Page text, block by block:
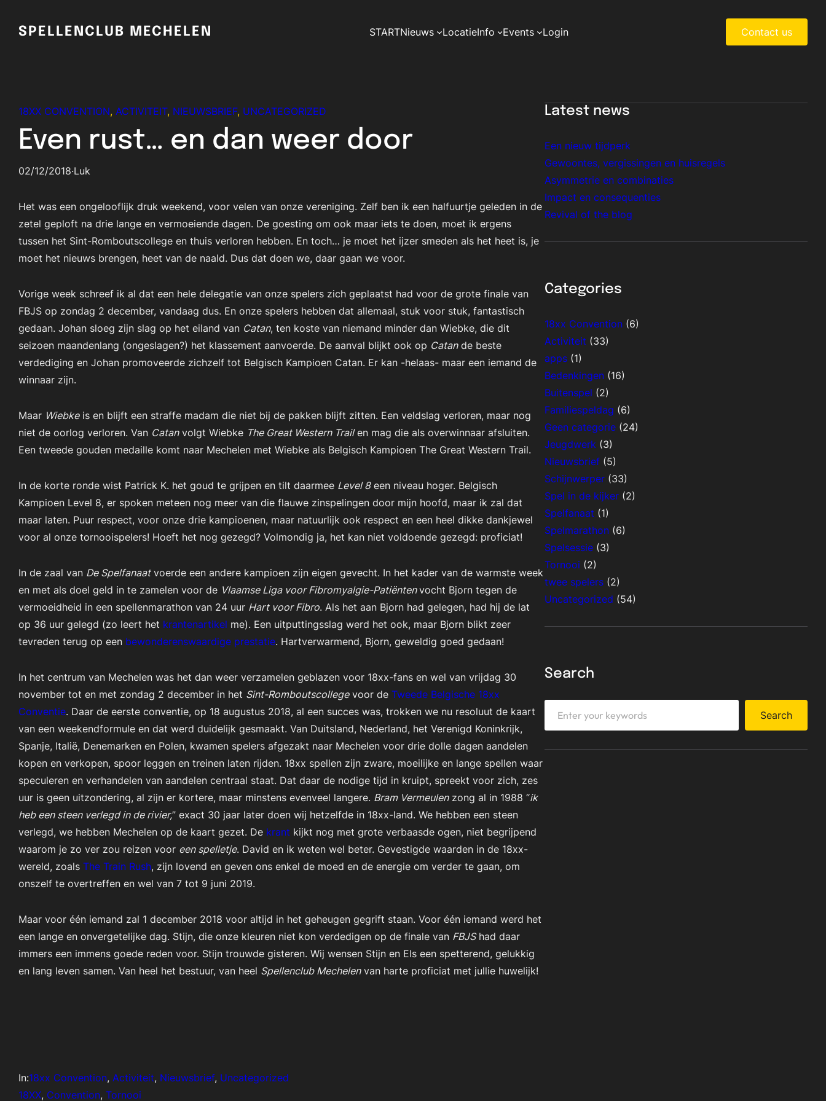
SPELLENCLUB MECHELEN STARTNieuws LocatieInfo Events Login Contact us
18XX CONVENTION, ACTIVITEIT, NIEUWSBRIEF, UNCATEGORIZED
Even rust… en dan weer door
02/12/2018·Luk
Het was een ongelooflijk druk weekend, voor velen van onze vereniging. Zelf ben ik een halfuurtje geleden in de
zetel geploft na drie lange en vermoeiende dagen. De goesting om ook maar iets te doen, moet ik ergens
tussen het Sint-Romboutscollege en thuis verloren hebben. En toch… je moet het ijzer smeden als het heet is, je
moet het nieuws brengen, heet van de naald. Dus dat doen we, daar gaan we voor.
Vorige week schreef ik al dat een hele delegatie van onze spelers zich geplaatst had voor de grote finale van
FBJS op zondag 2 december, vandaag dus. En onze spelers hebben dat allemaal, stuk voor stuk, fantastisch
gedaan. Johan sloeg zijn slag op het eiland van Catan, ten koste van niemand minder dan Wiebke, die dit
seizoen maandenlang (ongeslagen?) het klassement aanvoerde. De aanval blijkt ook op Catande beste
verdediging en Johan promoveerde zichzelf tot Belgisch Kampioen Catan. Er kan -helaas- maar een iemand de
winnaar zijn.
Maar Wiebkeis en blijft een straffe madam die niet bij de pakken blijft zitten. Een veldslag verloren, maar nog
niet de oorlog verloren. Van Catanvolgt Wiebke The Great Western Trailen mag die als overwinnaar afsluiten.
Een tweede gouden medaille komt naar Mechelen met Wiebke als Belgisch Kampioen The Great Western Trail.
In de korte ronde wist Patrick K. het goud te grijpen en tilt daarmee Level 8een niveau hoger. Belgisch
Kampioen Level 8, er spoken meteen nog meer van die flauwe zinspelingen door mijn hoofd, maar ik zal dat
maar laten. Puur respect, voor onze drie kampioenen, maar natuurlijk ook respect en een heel dikke dankjewel
voor al onze tornooispelers! Hoeft het nog gezegd? Volmondig ja, het kan niet voldoende gezegd: proficiat!
In de zaal van De Spelfanaatvoerde een andere kampioen zijn eigen gevecht. In het kader van de warmste week
en met als doel geld in te zamelen voor de Vlaamse Liga voor Fibromyalgie-Patiëntenvocht Bjorn tegen de
vermoeidheid in een spellenmarathon van 24 uur Hart voor Fibro. Als het aan Bjorn had gelegen, had hij de lat
op 36 uur gelegd (zo leert het krantenartikel me). Een uitputtingsslag werd het ook, maar Bjorn blikt zeer
tevreden terug op een bewonderenswaardige prestatie. Hartverwarmend, Bjorn, geweldig goed gedaan!
In het centrum van Mechelen was het dan weer verzamelen geblazen voor 18xx-fans en wel van vrijdag 30
november tot en met zondag 2 december in het Sint-Romboutscollegevoor de Tweede Belgische 18xx
Conventie. Daar de eerste conventie, op 18 augustus 2018, al een succes was, trokken we nu resoluut de kaart
van een weekendformule en dat werd duidelijk gesmaakt. Van Duitsland, Nederland, het Verenigd Koninkrijk,
Spanje, Italië, Denemarken en Polen, kwamen spelers afgezakt naar Mechelen voor drie dolle dagen aandelen
kopen en verkopen, spoor leggen en treinen laten rijden. 18xx spellen zijn zware, moeilijke en lange spellen waar
speculeren en verhandelen van aandelen centraal staat. Dat daar de nodige tijd in kruipt, spreekt voor zich, zes
uur is geen uitzondering, al zijn er kortere, maar minstens evenveel langere. Bram Vermeulenzong al in 1988 “ik
heb een steen verlegd in de rivier,” exact 30 jaar later doen wij hetzelfde in 18xx-land. We hebben een steen
verlegd, we hebben Mechelen op de kaart gezet. De krant kijkt nog met grote verbaasde ogen, niet begrijpend
waarom je zo ver zou reizen voor een spelletje. David en ik weten wel beter. Gevestigde waarden in de 18xx-
wereld, zoals The Train Rush, zijn lovend en geven ons enkel de moed en de energie om verder te gaan, om
onszelf te overtreffen en wel van 7 tot 9 juni 2019.
Maar voor één iemand zal 1 december 2018 voor altijd in het geheugen gegrift staan. Voor één iemand werd het
een lange en onvergetelijke dag. Stijn, die onze kleuren niet kon verdedigen op de finale van FBJShad daar
immers een immens goede reden voor. Stijn trouwde gisteren. Wij wensen Stijn en Els een spetterend, gelukkig
en lang leven samen. Van heel het bestuur, van heel Spellenclub Mechelenvan harte proficiat met jullie huwelijk!
In:18xx Convention, Activiteit, Nieuwsbrief, Uncategorized
18XX, Convention, Tornooi
Latest news
Een nieuw tijdperk
Gewoontes, vergissingen en huisregels
Asymmetrie en combinaties
Impact en consequenties
Revival of the blog
Categories
18xx Convention(6)
Activiteit (33)
apps(1)
Bedenkingen(16)
Buitenspel (2)
Familiespeldag (6)
Geen categorie(24)
Jeugdwerk(3)
Nieuwsbrief(5)
Schijnwerper(33)
Spel in de kijker(2)
Spelfanaat (1)
Spelmarathon(6)
Spelsessie(3)
Tornooi (2)
twee spelers(2)
Uncategorized (54)
Search
Search